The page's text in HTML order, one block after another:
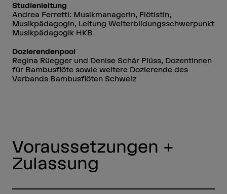
Studienleitung
Andrea Ferretti: Musikmanagerin, Flötistin,
Musikpädagogin, Leitung Weiterbildungsschwerpunkt
Musikpädagogik HKB
Dozierendenpool
Regina Rüegger und Denise Schär Plüss, Dozentinnen
für Bambusflöte sowie weitere Dozierende des
Verbands Bambusflöten Schweiz
Voraussetzungen +
Zulassung